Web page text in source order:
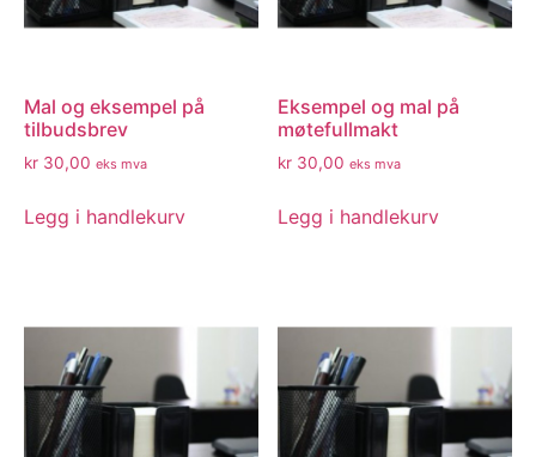
Mal og eksempel på
tilbudsbrev
kr 30,00 eks mva
Legg i handlekurv
Eksempel og mal på
møtefullmakt
kr 30,00 eks mva
Legg i handlekurv